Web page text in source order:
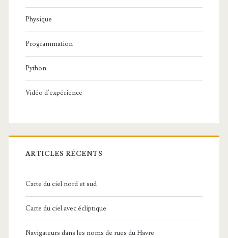
Physique
Programmation
Python
Vidéo d'expérience
ARTICLES RÉCENTS
Carte du ciel nord et sud
Carte du ciel avec écliptique
Navigateurs dans les noms de rues du Havre